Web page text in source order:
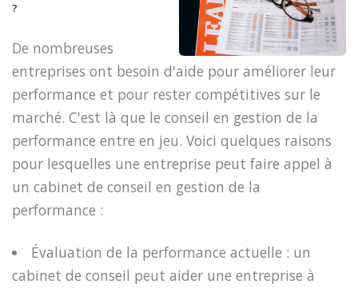
?
De nombreuses
entreprises ont besoin d'aide pour améliorer leur
performance et pour rester compétitives sur le
marché. C'est là que le conseil en gestion de la
performance entre en jeu. Voici quelques raisons
pour lesquelles une entreprise peut faire appel à
un cabinet de conseil en gestion de la
performance :
Évaluation de la performance actuelle : un
cabinet de conseil peut aider une entreprise à